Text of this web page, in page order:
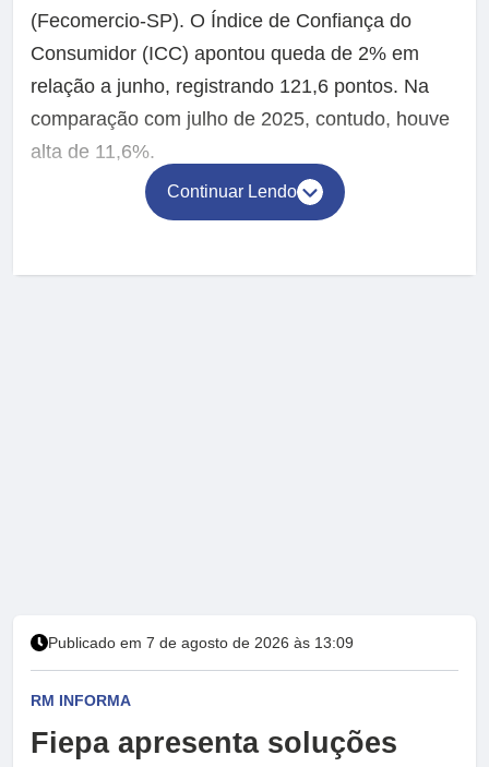
(Fecomercio-SP). O Índice de Confiança do
Consumidor (ICC) apontou queda de 2% em
relação a junho, registrando 121,6 pontos. Na
comparação com julho de 2025, contudo, houve
alta de 11,6%.
Continuar Lendo
Publicado em 7 de agosto de 2026 às 13:09
RM INFORMA
Fiepa apresenta soluções